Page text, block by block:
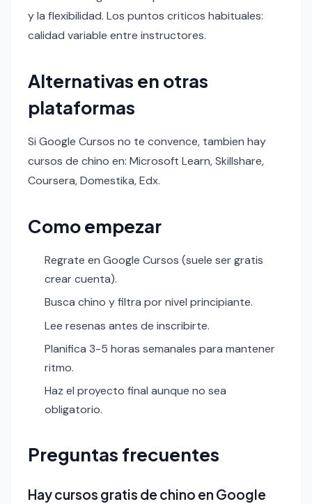
y la flexibilidad. Los puntos criticos habituales:
calidad variable entre instructores.
Alternativas en otras
plataformas
Si Google Cursos no te convence, tambien hay
cursos de chino en: Microsoft Learn, Skillshare,
Coursera, Domestika, Edx.
Como empezar
Regrate en Google Cursos (suele ser gratis
crear cuenta).
Busca chino y filtra por nivel principiante.
Lee resenas antes de inscribirte.
Planifica 3-5 horas semanales para mantener
ritmo.
Haz el proyecto final aunque no sea
obligatorio.
Preguntas frecuentes
Hay cursos gratis de chino en Google